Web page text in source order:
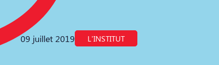
09 juillet 2019 L'INSTITUT